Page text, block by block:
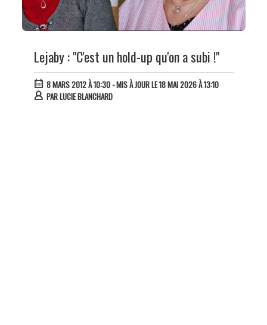
Lejaby : "C'est un hold-up qu'on a subi !"
8 MARS 2012 À 10:30- MIS À JOUR LE 18 MAI 2026 À 13:10
PARLUCIE BLANCHARD